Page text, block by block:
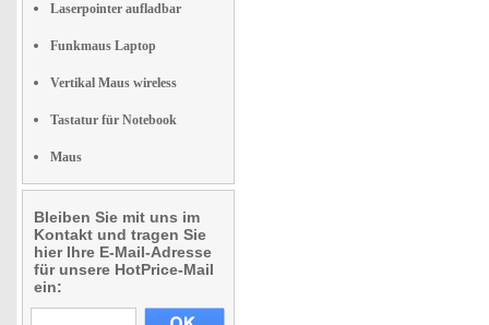
Laserpointer aufladbar
Funkmaus Laptop
Vertikal Maus wireless
Tastatur für Notebook
Maus
Bleiben Sie mit uns im
Kontakt und tragen Sie
hier Ihre E-Mail-Adresse
für unsere HotPrice-Mail
ein: